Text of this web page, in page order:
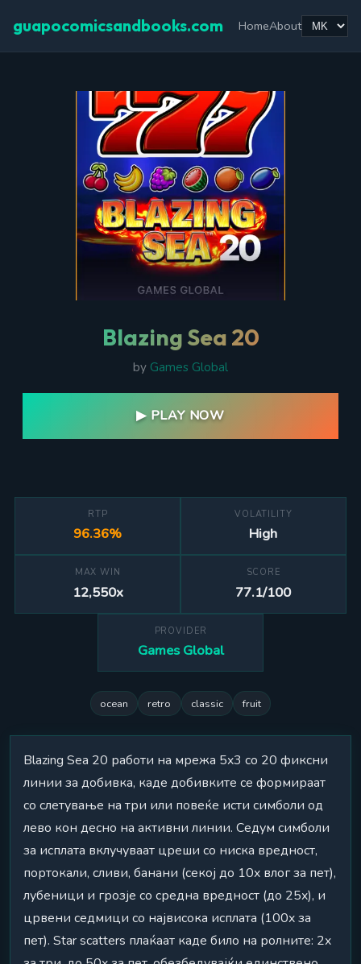
guapocomicsandbooks.com HomeAbout
Blazing Sea 20
by Games Global
▶ PLAY NOW
RTP
96.36%
VOLATILITY
High
MAX WIN
12,550x
SCORE
77.1/100
PROVIDER
Games Global
ocean retro classic fruit
Blazing Sea 20 работи на мрежа 5x3 со 20 фиксни
линии за добивка, каде добивките се формираат
со слетување на три или повеќе исти симболи од
лево кон десно на активни линии. Седум симболи
за исплата вклучуваат цреши со ниска вредност,
портокали, сливи, банани (секој до 10x влог за пет),
лубеници и грозје со средна вредност (до 25x), и
црвени седмици со највисока исплата (100x за
пет). Star scatters плаќаат каде било на ролните: 2x